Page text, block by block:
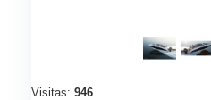
Visitas: 946